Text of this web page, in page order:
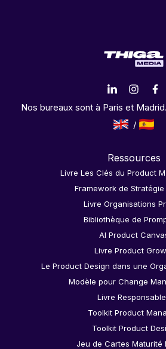
Nos bureaux sont à Paris et
Ressources
Livre Les Clés du Product
Framework de
Livre Organisations
Bibliothèque de
AI Product
Livre Product
Le Product Design dans une
Modèle pour Change
Livre
Toolkit Product
Toolkit Product
Jeu de Cartes Maturité